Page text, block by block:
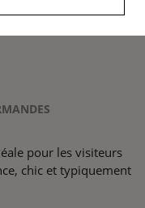
pour les visiteurs
chic et typiquement